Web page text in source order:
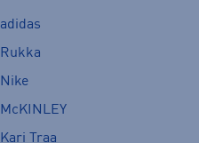
adidas
Rukka
Nike
McKINLEY
Kari Traa